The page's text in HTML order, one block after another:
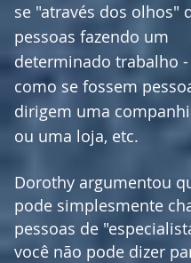
se "através dos olhos"
pessoas fazendo um
determinado trabalho
como se fossem
dirigem uma
ou uma loja, etc.
Dorothy argumentou
pode simplesmente
pessoas de
você não pode dizer